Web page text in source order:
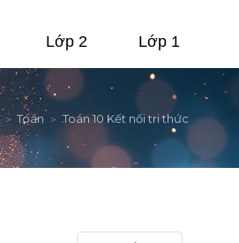
Lớp 2 Lớp 1
Toán Toán 10 Kết nối tri thức